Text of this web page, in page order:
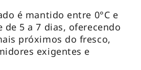
é mantido entre 0°C e
de 5 a 7 dias, oferecendo
próximos do fresco,
exigentes e